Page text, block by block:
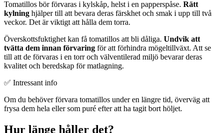
Tomatillos bör förvaras i kylskåp, helst i en papperspåse. Rätt
kylning hjälper till att bevara deras färskhet och smak i upp till två
veckor. Det är viktigt att hålla dem torra.
Överskottsfuktighet kan få tomatillos att bli dåliga. Undvik att
tvätta dem innan förvaring för att förhindra mögeltillväxt. Att se
till att de förvaras i en torr och välventilerad miljö bevarar deras
kvalitet och beredskap för matlagning.
✅ Intressant info
Om du behöver förvara tomatillos under en längre tid, överväg att
frysa dem hela eller som puré efter att ha tagit bort höljet.
Hur länge håller det?